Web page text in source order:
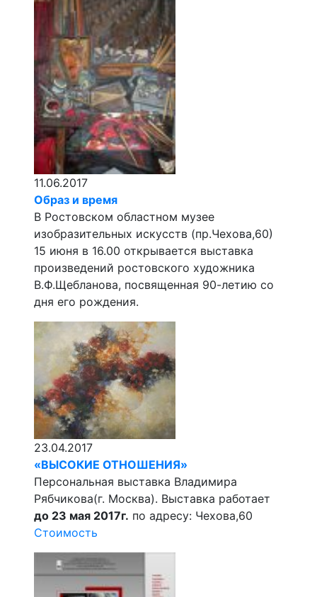
11.06.2017
Образ и время
В Ростовском областном музее
изобразительных искусств (пр.Чехова,60)
15 июня в 16.00 открывается выставка
произведений ростовского художника
В.Ф.Щебланова, посвященная 90-летию со
дня его рождения.
23.04.2017
«ВЫСОКИЕ ОТНОШЕНИЯ»
Персональная выставка Владимира
Рябчикова(г. Москва). Выставка работает
до 23 мая 2017г. по адресу: Чехова,60
Стоимость